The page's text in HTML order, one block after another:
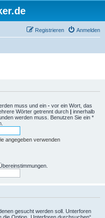
Anmelden
Registrieren
muss und ein - vor ein Wort, das
Wörter getrennt durch | innerhalb
werden muss. Benutzen Sie ein *
angegeben verwenden
gesucht werden soll. Unterforen